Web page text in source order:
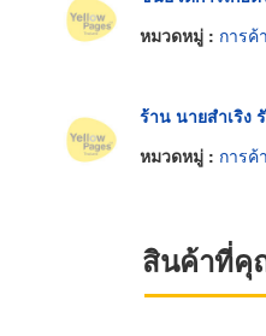
หมวดหมู่ : การค้
ร้าน นายสำเริง
หมวดหมู่ : การค้
สินค้าที่คุ